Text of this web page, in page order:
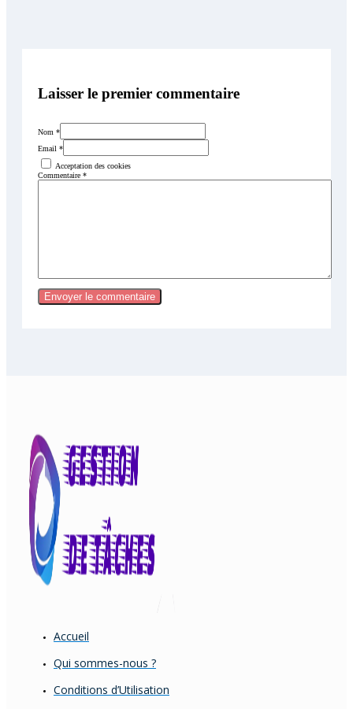
Laisser le premier commentaire
Nom *
Email *
Acceptation des cookies
Commentaire *
Accueil
Qui sommes-nous ?
Conditions d’Utilisation